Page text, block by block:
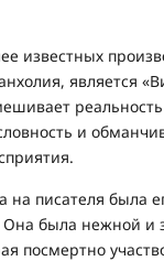
известных
является
и
на писателя была
Она была нежной и
посмертно